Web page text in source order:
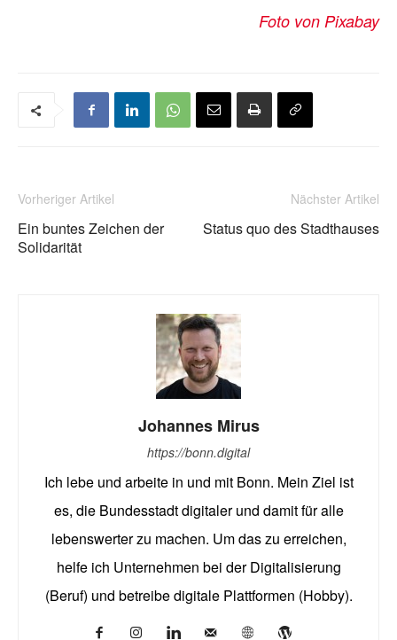
Foto von Pixabay
Vorheriger Artikel
Ein buntes Zeichen der
Solidarität
Nächster Artikel
Status quo des Stadthauses
Johannes Mirus
https://bonn.digital
Ich lebe und arbeite in und mit Bonn. Mein Ziel ist
es, die Bundesstadt digitaler und damit für alle
lebenswerter zu machen. Um das zu erreichen,
helfe ich Unternehmen bei der Digitalisierung
(Beruf) und betreibe digitale Plattformen (Hobby).